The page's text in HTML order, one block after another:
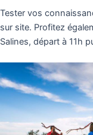
Tester vos
sur site. Profitez
Salines, départ à 11h